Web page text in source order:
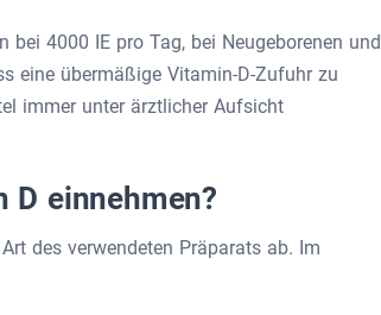
bei 4000 IE pro Tag, bei Neugeborenen und
eine übermäßige Vitamin-D-Zufuhr zu
immer unter ärztlicher Aufsicht
D einnehmen?
des verwendeten Präparats ab. Im